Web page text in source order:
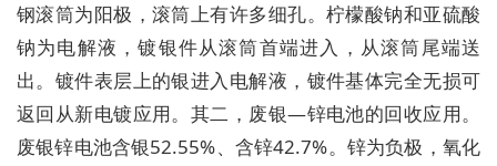
钢滚筒为阳极，滚筒上有许多细孔。柠檬酸钠和亚硫酸
钠为电解液，镀银件从滚筒首端进入，从滚筒尾端送
出。镀件表层上的银进入电解液，镀件基体完全无损可
返回从新电镀应用。其二，废银—锌电池的回收应用。
废银锌电池含银52.55%、含锌42.7%。锌为负极，氧化